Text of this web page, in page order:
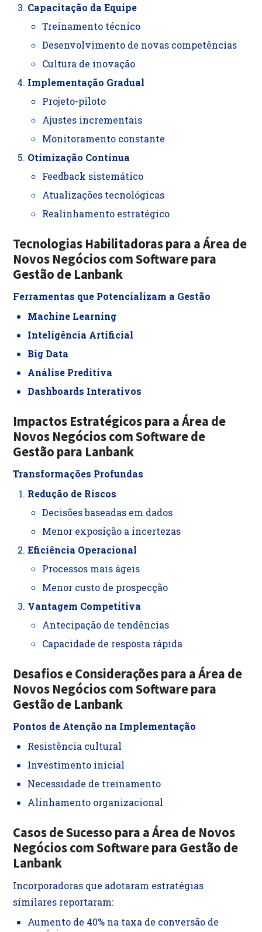
Capacitação da Equipe
Treinamento técnico
Desenvolvimento de novas competências
Cultura de inovação
Implementação Gradual
Projeto-piloto
Ajustes incrementais
Monitoramento constante
Otimização Contínua
Feedback sistemático
Atualizações tecnológicas
Realinhamento estratégico
Tecnologias Habilitadoraspara a Área de
Novos Negócios com Softwarepara
Gestão de Lanbank
Ferramentas que Potencializam a Gestão
Machine Learning
Inteligência Artificial
Big Data
Análise Preditiva
Dashboards Interativos
Impactos Estratégicospara a Área de
Novos Negócios com Software de
Gestão para Lanbank
Transformações Profundas
Redução de Riscos
Decisões baseadas em dados
Menor exposição a incertezas
Eficiência Operacional
Processos mais ágeis
Menor custo de prospecção
Vantagem Competitiva
Antecipação de tendências
Capacidade de resposta rápida
Desafios e Considerações para a Área de
Novos Negócios com Softwarepara
Gestão de Lanbank
Pontos de Atenção na Implementação
Resistência cultural
Investimento inicial
Necessidade de treinamento
Alinhamento organizacional
Casos de Sucesso para a Área de Novos
Negócios com Softwarepara Gestão de
Lanbank
Incorporadoras que adotaram estratégias
similares reportaram:
Aumento de 40% na taxa de conversão de